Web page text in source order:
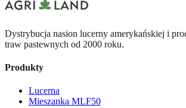
Dystrybucja nasion lucerny amerykańskiej i
traw pastewnych od 2000 roku.
Produkty
Lucerna
Mieszanka MLF50